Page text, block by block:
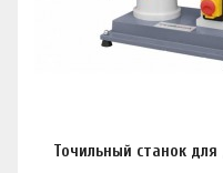
Точильный станок